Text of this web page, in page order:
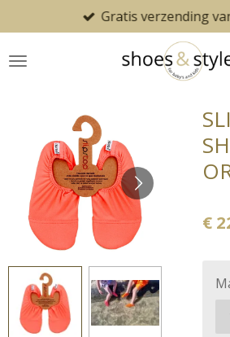
direct
naar
Gratis verzending
€